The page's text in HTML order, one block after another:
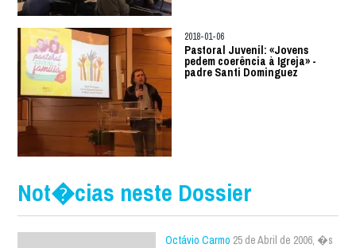
2018-01-06
Pastoral Juvenil: «Jovens
pedem coerência à Igreja» -
padre Santi Dominguez
Not�cias neste Dossier
Octávio Carmo 25 de Abril de 2006, �s